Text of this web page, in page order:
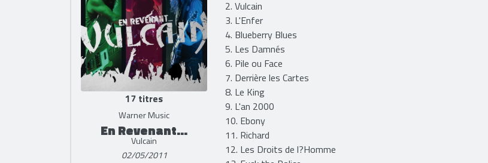
17 titres
Warner Music
En Revenant...
Vulcain
02/05/2011
2. Vulcain
3. L'Enfer
4. Blueberry Blues
5. Les Damnés
6. Pile ou Face
7. Derrière les Cartes
8. Le King
9. L'an 2000
10. Ebony
11. Richard
12. Les Droits de l?Homme